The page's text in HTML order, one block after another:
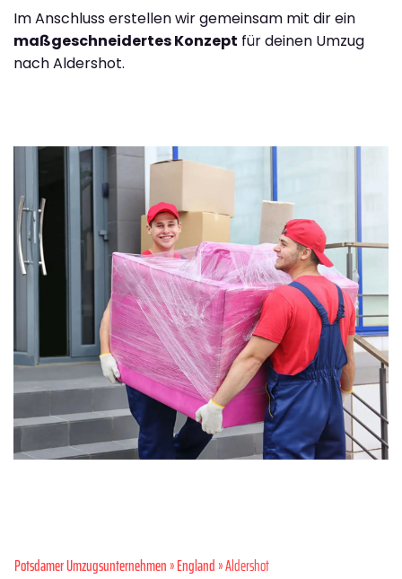
Im Anschluss erstellen wir gemeinsam mit dir ein
maßgeschneidertes Konzept für deinen Umzug
nach Aldershot.
Potsdamer Umzugsunternehmen»England» Aldershot